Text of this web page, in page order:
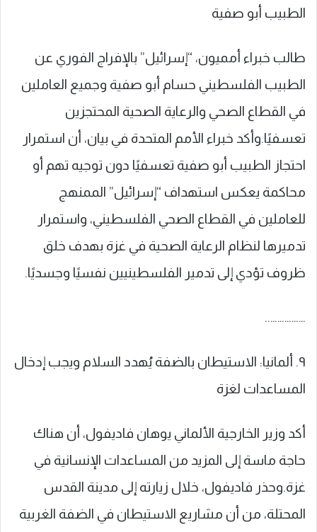
الطبيب أبو صفية
طالب خبراء أمميون، “إسرائيل” بالإفراج الفوري عن
الطبيب الفلسطيني حسام أبو صفية وجميع العاملين
في القطاع الصحي والرعاية الصحية المحتجزين
تعسفيًا.وأكد خبراء الأمم المتحدة في بيان، أن استمرار
احتجاز الطبيب أبو صفية تعسفيًا دون توجيه تهم أو
محاكمة يعكس استهداف “إسرائيل” الممنهج
للعاملين في القطاع الصحي الفلسطيني، واستمرار
تدميرها لنظام الرعاية الصحية في غزة بهدف خلق
ظروف تؤدي إلى تدمير الفلسطينيين نفسيًا وجسديًا.
……………..
٩. ألمانيا: الاستيطان بالضفة يُهدد السلام ويجب إدخال
المساعدات لغزة
أكد وزير الخارجية ​الألماني يوهان فاديفول، أن هناك
حاجة ماسة إلى المزيد من المساعدات الإنسانية في
غزة.وحذر فاديفول، خلال زيارته إلى مدينة القدس
المحتلة، من أن مشاريع الاستيطان في الضفة الغربية